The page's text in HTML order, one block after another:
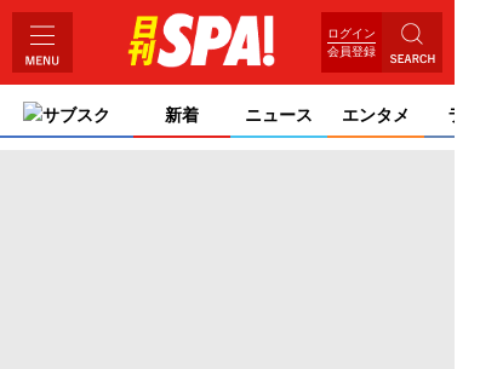
ログイン
会員登録
サブスク 新着 ニュース エンタメ ライ